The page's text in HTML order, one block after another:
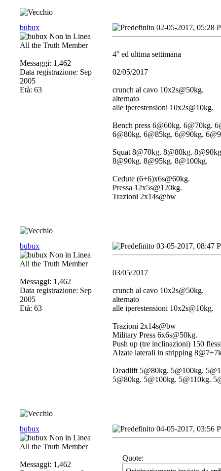
bubux
All the Truth Member
Messaggi: 1,462
Data registrazione: Sep
2005
Età: 63
02-05-2017, 05:28
4° ed ultima settimana
02/05/2017
crunch al cavo 10x2s@50kg.
alternato
alle iperestensioni 10x2s@10kg.
Bench press 6@60kg. 6@70kg.
6@80kg. 6@85kg. 6@90kg.
Squat 8@70kg. 8@80kg.
8@90kg. 8@95kg. 8@100kg.
Cedute (6+6)x6s@60kg.
Pressa 12x5s@120kg.
Trazioni 2x14s@bw
bubux
All the Truth Member
Messaggi: 1,462
Data registrazione: Sep
2005
Età: 63
03-05-2017, 08:47
03/05/2017
crunch al cavo 10x2s@50kg.
alternato
alle iperestensioni 10x2s@10kg.
Trazioni 2x14s@bw
Military Press 6x6s@50kg.
Push up (tre inclinazioni) 150
Alzate laterali in stripping
Deadlift 5@80kg. 5@100kg.
5@80kg. 5@100kg. 5@110kg.
bubux
All the Truth Member
Messaggi: 1,462
04-05-2017, 03:56
Quote: